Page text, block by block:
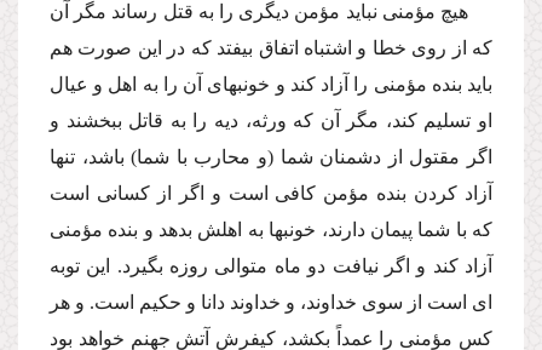
هیچ مؤمنى نباید مؤمن دیگرى را به قتل رساند مگر آن
كه از روى خطا و اشتباه اتفاق بیفتد كه در این صورت هم
باید بنده مؤمنى را آزاد كند و خونبهاى آن را به اهل و عیال
او تسلیم كند، مگر آن كه ورثه، دیه را به قاتل ببخشند و
اگر مقتول از دشمنان شما (و محارب با شما) باشد، تنها
آزاد كردن بنده مؤمن كافى است و اگر از كسانى است
كه با شما پیمان دارند، خونبها به اهلش بدهد و بنده مؤمنى
آزاد كند و اگر نیافت دو ماه متوالى روزه بگیرد. این توبه
اى است از سوى خداوند، و خداوند دانا و حكیم است. و هر
كس مؤمنى را عمداً بكشد، كیفرش آتش جهنم خواهد بود